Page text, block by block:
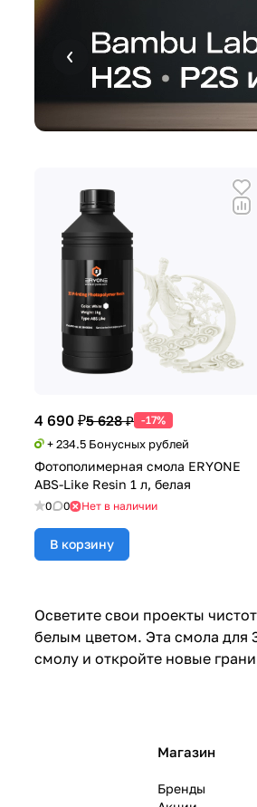
4 690 ₽5 628 ₽ -17%
+ 234.5 Бонусных рублей
Фотополимерная смола ERYONE
ABS-Like Resin 1 л, белая
0 0 Нет в наличии
В корзину
Осветите свои проекты
белым цветом. Эта смола для
смолу и откройте новые
Магазин
Бренды